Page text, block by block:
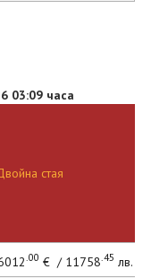
03:09 часа
стая
.00 € / 11758.45 лв.